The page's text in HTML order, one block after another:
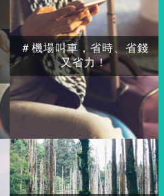
＃機場叫車，省時、省錢
又省力！